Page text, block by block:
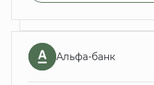
Альфа-банк